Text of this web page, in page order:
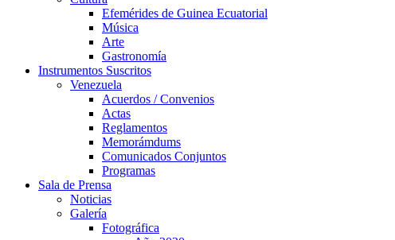
Efemérides de Guinea Ecuatorial
Música
Arte
Gastronomía
Instrumentos Suscritos
Venezuela
Acuerdos / Convenios
Actas
Reglamentos
Memorámdums
Comunicados Conjuntos
Programas
Sala de Prensa
Noticias
Galería
Fotográfica